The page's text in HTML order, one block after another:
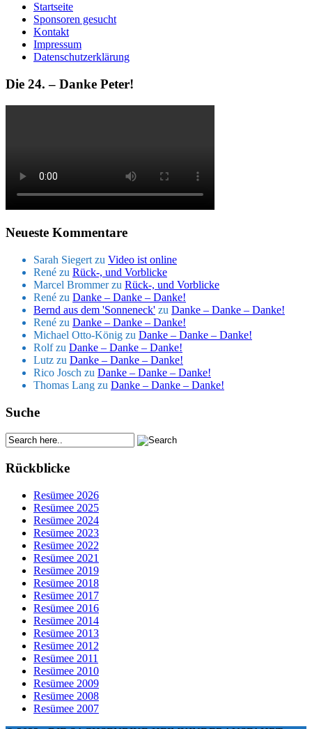
Startseite
Sponsoren gesucht
Kontakt
Impressum
Datenschutzerklärung
Die 24. – Danke Peter!
Neueste Kommentare
Sarah Siegert zu Video ist online
René zu Rück-, und Vorblicke
Marcel Brommerzu Rück-, und Vorblicke
René zu Danke – Danke – Danke!
Bernd aus dem 'Sonneneck' zu Danke – Danke – Danke!
René zu Danke – Danke – Danke!
Michael Otto-König zu Danke – Danke – Danke!
Rolfzu Danke – Danke – Danke!
Lutz zu Danke – Danke – Danke!
Rico Josch zu Danke – Danke – Danke!
Thomas Lang zu Danke – Danke – Danke!
Suche
Rückblicke
Resümee 2026
Resümee 2025
Resümee 2024
Resümee 2023
Resümee 2022
Resümee 2021
Resümee 2019
Resümee 2018
Resümee 2017
Resümee 2016
Resümee 2014
Resümee 2013
Resümee 2012
Resümee 2011
Resümee 2010
Resümee 2009
Resümee 2008
Resümee 2007